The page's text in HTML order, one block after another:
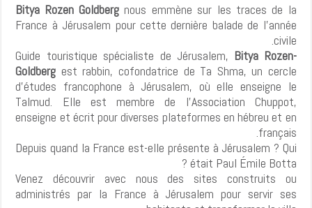
Bitya Rozen Goldberg nous emmène sur les traces de la
France à Jérusalem pour cette dernière balade de l’année
civile.
Guide touristique spécialiste de Jérusalem, Bitya Rozen-
Goldberg est rabbin, cofondatrice de Ta Shma, un cercle
d'études francophone à Jérusalem, où elle enseigne le
Talmud. Elle est membre de l'Association Chuppot,
enseigne et écrit pour diverses plateformes en hébreu et en
français.
Depuis quand la France est-elle présente à Jérusalem ? Qui
était Paul Émile Botta ?
Venez découvrir avec nous des sites construits ou
administrés par la France à Jérusalem pour servir ses